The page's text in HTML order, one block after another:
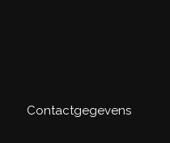
Contactgegevens